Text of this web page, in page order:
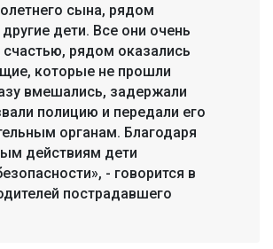
сына, рядом
дети. Все они очень
счастью, рядом оказались
которые не прошли
вмешались, задержали
полицию и передали его
органам. Благодаря
действиям дети
- говорится в
пострадавшего